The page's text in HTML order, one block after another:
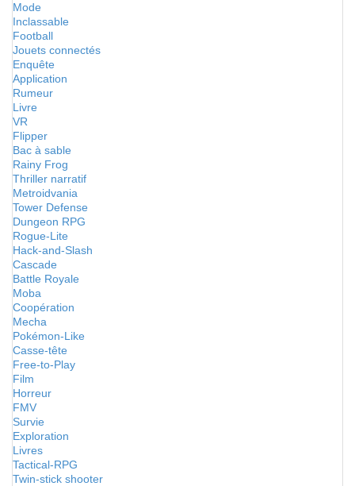
Mode
Inclassable
Football
Jouets connectés
Enquête
Application
Rumeur
Livre
VR
Flipper
Bac à sable
Rainy Frog
Thriller narratif
Metroidvania
Tower Defense
Dungeon RPG
Rogue-Lite
Hack-and-Slash
Cascade
Battle Royale
Moba
Coopération
Mecha
Pokémon-Like
Casse-tête
Free-to-Play
Film
Horreur
FMV
Survie
Exploration
Livres
Tactical-RPG
Twin-stick shooter